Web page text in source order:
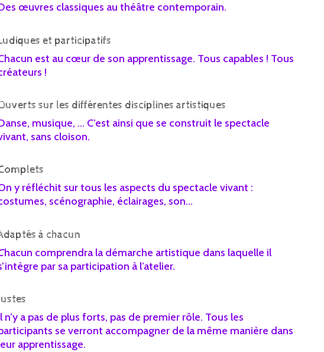
œuvres classiques au théâtre contemporain.
et participatifs
est au cœur de son apprentissage. Tous capables ! Tous
!
sur les différentes disciplines artistiques
musique, … C’est ainsi que se construit le spectacle
sans cloison.
y réfléchit sur tous les aspects du spectacle vivant :
scénographie, éclairages, son…
à chacun
hacun comprendra la démarche artistique dans laquelle il
par sa participation à l’atelier.
n’y a pas de plus forts, pas de premier rôle. Tous les
se verront accompagner de la même manière dans
apprentissage.